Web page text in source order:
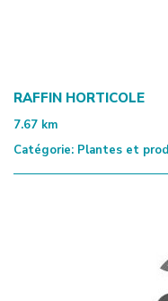
RAFFIN HORTICOLE
7.67 km
Catégorie: Plantes et